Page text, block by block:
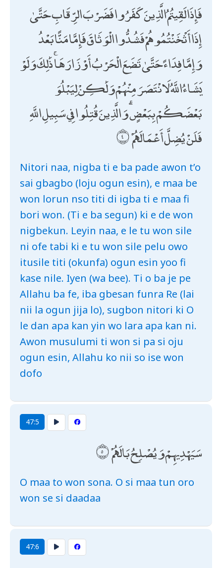
فَإِذَا لَقِيتُمُ الَّذِينَ كَفَرُوا فَضَرْبَ الرِّقَابِ حَتَّىٰ
إِذَا أَثْخَنْتُمُوهُمْ فَشُدُّوا الْوَثَاقَ فَإِمَّا مَنًّا بَعْدُ
وَإِمَّا فِدَاءً حَتَّىٰ تَضَعَ الْحَرْبُ أَوْزَارَهَا ۚ ذَٰلِكَ وَلَوْ
يَشَاءُ اللَّهُ لَانْتَصَرَ مِنْهُمْ وَلَٰكِنْ لِيَبْلُوَ
بَعْضَكُمْ بِبَعْضٍ ۗ وَالَّذِينَ قُتِلُوا فِي سَبِيلِ اللَّهِ
فَلَنْ يُضِلَّ أَعْمَالَهُمْ
Nitori naa, nigba ti e ba pade awon t’o
sai gbagbo (loju ogun esin), e maa be
won lorun nso titi di igba ti e maa fi
bori won. (Ti e ba segun) ki e de won
nigbekun. Leyin naa, e le tu won sile
ni ofe tabi ki e tu won sile pelu owo
itusile titi (okunfa) ogun esin yoo fi
kase nile. Iyen (wa bee). Ti o ba je pe
Allahu ba fe, iba gbesan funra Re (lai
nii la ogun jija lo), sugbon nitori ki O
le dan apa kan yin wo lara apa kan ni.
Awon musulumi ti won si pa si oju
ogun esin, Allahu ko nii so ise won
dofo
47:5
سَيَهْدِيهِمْ وَيُصْلِحُ بَالَهُمْ
O maa to won sona. O si maa tun oro
won se si daadaa
47:6